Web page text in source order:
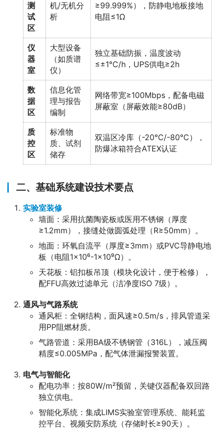
测
试
区
机/无机分
析
≥99.999%），防静电地板接地
电阻≤1Ω
仪
器
室
大型设备
（如质谱
仪）
独立基础防振，温度波动
≤±1℃/h，UPS供电≥2h
数
据
区
信息化管
理与报告
编制
网络带宽≥100Mbps，配备电磁
屏蔽室（屏蔽效能≥80dB）
质
控
区
标准物
质、试剂
储存
双温区冷库（-20℃/-80℃），
防爆冰箱符合ATEX认证
二、基础系统建设技术要点
实验室装修
墙面：采用抗菌陶瓷板或医用不锈钢（厚度
≥1.2mm），接缝处做圆弧处理（R≥50mm）。
地面：环氧自流平（厚度≥3mm）或PVC导静电地
板（电阻1×10⁶-1×10⁹Ω）。
天花板：铝扣板吊顶（模块化设计，便于检修），
配FFU高效过滤单元（洁净度ISO 7级）。
通风与气路系统
通风柜：全钢结构，面风速≥0.5m/s，排风管道采
用PP阻燃材质。
气路管道：采用BA级不锈钢管（316L），减压阀
精度≤0.005MPa，配气体泄漏报警装置。
电气与智能化
配电功率：按80W/m²预留，关键仪器配备双回路
独立供电。
智能化系统：集成LIMS实验室管理系统、能耗监
控平台、视频安防系统（存储时长≥90天）。